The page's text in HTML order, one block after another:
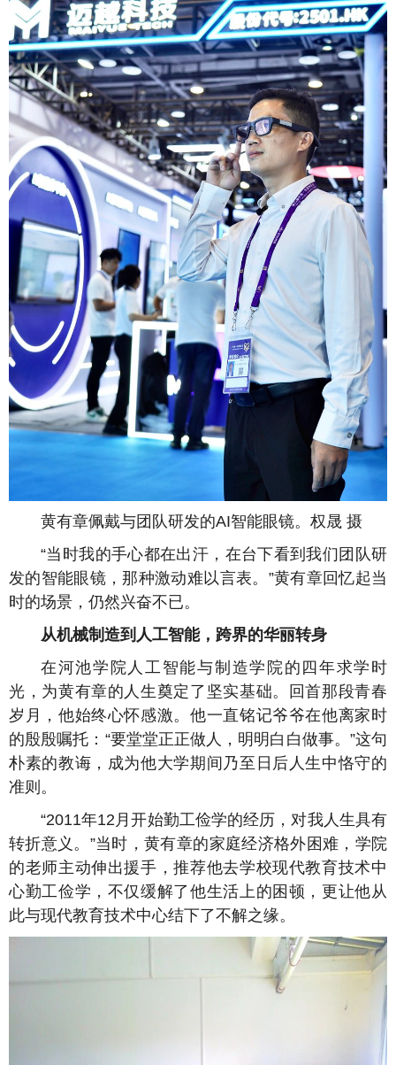
黄有章佩戴与团队研发的AI智能眼镜。权晟 摄
“当时我的手心都在出汗，在台下看到我们团队研
发的智能眼镜，那种激动难以言表。”黄有章回忆起当
时的场景，仍然兴奋不已。
从机械制造到人工智能，跨界的华丽转身
在河池学院人工智能与制造学院的四年求学时
光，为黄有章的人生奠定了坚实基础。回首那段青春
岁月，他始终心怀感激。他一直铭记爷爷在他离家时
的殷殷嘱托：“要堂堂正正做人，明明白白做事。”这句
朴素的教诲，成为他大学期间乃至日后人生中恪守的
准则。
“2011年12月开始勤工俭学的经历，对我人生具有
转折意义。”当时，黄有章的家庭经济格外困难，学院
的老师主动伸出援手，推荐他去学校现代教育技术中
心勤工俭学，不仅缓解了他生活上的困顿，更让他从
此与现代教育技术中心结下了不解之缘。